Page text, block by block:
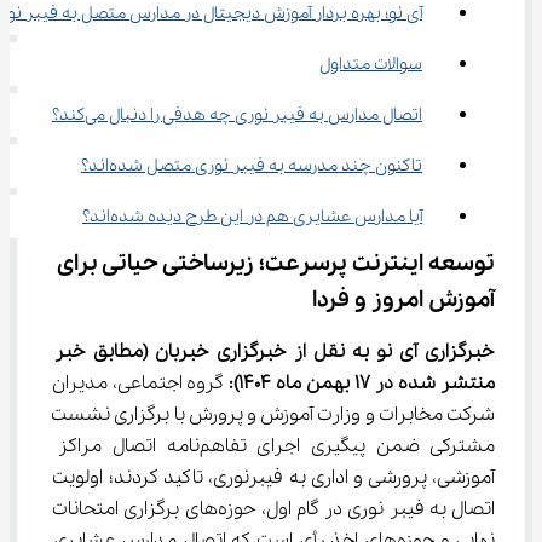
آی ‌نو؛ بهره‌ بردار آموزش دیجیتال در مدارس متصل به فیبر نوری
سوالات متداول
اتصال مدارس به فیبر نوری چه هدفی را دنبال می‌کند؟
تاکنون چند مدرسه به فیبر نوری متصل شده‌اند؟
آیا مدارس عشایری هم در این طرح دیده شده‌اند؟
توسعه اینترنت پرسرعت؛ زیرساختی حیاتی برای
آموزش امروز و فردا
خبرگزاری آی نو به نقل از خبرگزاری خبربان (مطابق خبر
منتشر شده در ۱۷
بهمن ماه 1404) : گروه اجتماعی، مدیران
شرکت مخابرات و وزارت آموزش و پرورش با برگزاری نشست
مشترکی ضمن پیگیری اجرای تفاهم‌نامه اتصال مراکز
آموزشی، پرورشی و اداری به فیبرنوری، تاکید کردند؛ اولویت
اتصال به فیبر نوری در گام اول، حوزه‌های برگزاری امتحانات